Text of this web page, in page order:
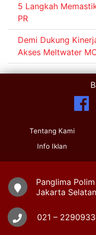
5 Langkah
PR
Demi Dukung
Akses Meltwater
Tentang Kami
Info Iklan
Panglima
Jakarta
021 –